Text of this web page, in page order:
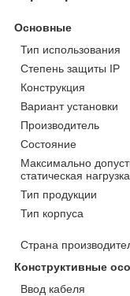
Основные
Тип использования
Степень защиты IP
Конструкция
Вариант установки
Производитель
Состояние
Максимально
статическая нагрузка
Тип продукции
Тип корпуса
Страна
Конструктивные
Ввод кабеля